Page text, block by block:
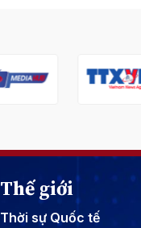
Thế giới
Thời sự Quốc tế